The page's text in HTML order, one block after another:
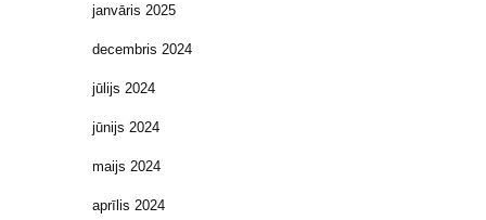
janvāris 2025
decembris 2024
jūlijs 2024
jūnijs 2024
maijs 2024
aprīlis 2024